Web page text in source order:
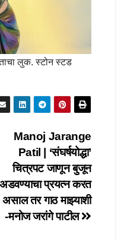
लुक. स्टोन स्टड
Manoj Jarange
Patil | ‘संघर्षयोद्धा’
चित्रपट जाणून बुजून
अडवण्याचा प्रयत्न करत
असाल तर गाठ माझ्याशी
-मनोज जरांगे पाटील